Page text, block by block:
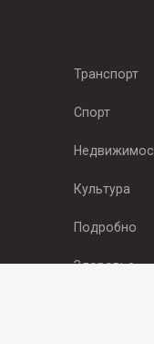
Транспорт
Спорт
Культура
Подробно
Здоровье